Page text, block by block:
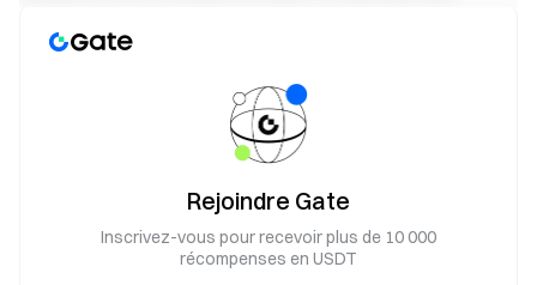
contacter notre service client.
Pour plus de détails concernant cet échange de
token, veuillez consulter l’annonce officielle :
https://x.com/ar_io_network/status/204773761398597232
Retrait The AR.IO Network (ARIO) :
Rejoindre Gate
Inscrivez-vous pour recevoir plus de 10 000
récompenses en USDT